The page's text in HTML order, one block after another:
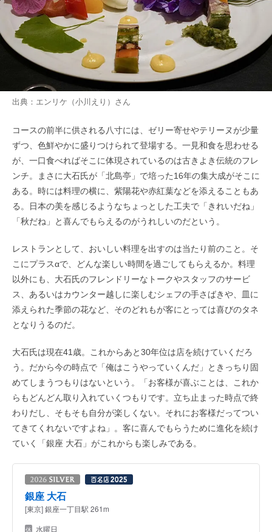
出典： エンリケ（小川えり） さん
コースの前半に供される八寸には、ゼリー寄せやテリーヌが少量
ずつ、色鮮やかに盛りつけられて登場する。一見和食を思わせる
が、一口食べればそこに体現されているのは古きよき伝統のフレ
ンチ。まさに大石氏が「北島亭」で培った16年の集大成がそこに
ある。時には料理の横に、紫陽花や赤紅葉などを添えることもあ
る。日本の美を感じるようなちょっとした工夫で「きれいだね」
「秋だね」と喜んでもらえるのがうれしいのだという。
レストランとして、おいしい料理を出すのは当たり前のこと。そ
こにプラスαで、どんな楽しい時間を過ごしてもらえるか。料理
以外にも、大石氏のフレンドリーなトークやスタッフのサービ
ス、あるいはカウンター越しに楽しむシェフの手さばきや、皿に
添えられた季節の花など、そのどれもが客にとっては喜びのタネ
となりうるのだ。
大石氏は現在41歳。これからあと30年位は店を続けていくだろ
う。だから今の時点で「俺はこうやっていくんだ」ときっちり固
めてしまうつもりはないという。「お客様が喜ぶことは、これか
らもどんどん取り入れていくつもりです。立ち止まった時点で終
わりだし、そもそも自分が楽しくない。それにお客様だってつい
てきてくれないですよね」。客に喜んでもらうために進化を続け
ていく「銀座 大石」がこれからも楽しみである。
銀座 大石
[東京] 銀座一丁目駅 261m
水曜日